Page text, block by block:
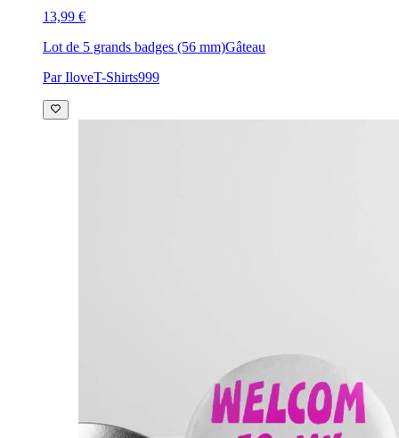
13,99 €
Lot de 5 grands badges (56 mm)Gâteau
Par IloveT-Shirts999